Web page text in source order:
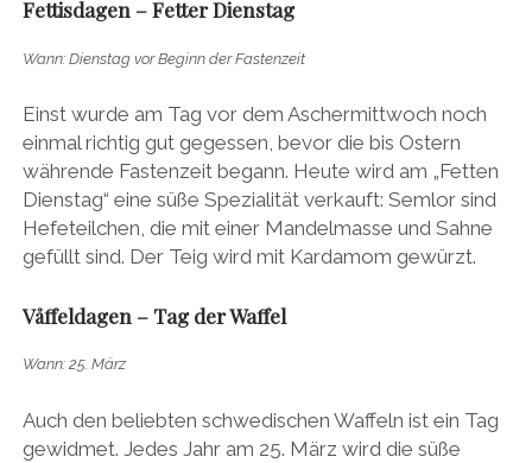
Fettisdagen – Fetter Dienstag
Wann: Dienstag vor Beginn der Fastenzeit
Einst wurde am Tag vor dem Aschermittwoch noch
einmal richtig gut gegessen, bevor die bis Ostern
währende Fastenzeit begann. Heute wird am „Fetten
Dienstag“ eine süße Spezialität verkauft: Semlor sind
Hefeteilchen, die mit einer Mandelmasse und Sahne
gefüllt sind. Der Teig wird mit Kardamom gewürzt.
Våffeldagen – Tag der Waffel
Wann: 25. März
Auch den beliebten schwedischen Waffeln ist ein Tag
gewidmet. Jedes Jahr am 25. März wird die süße